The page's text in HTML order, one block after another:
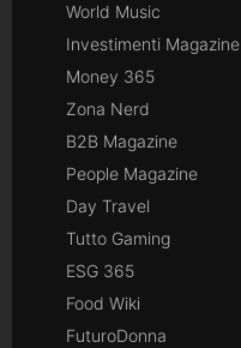
World Music
Investimenti Magazine
Money 365
Zona Nerd
B2B Magazine
People Magazine
Day Travel
Tutto Gaming
ESG 365
Food Wiki
FuturoDonna